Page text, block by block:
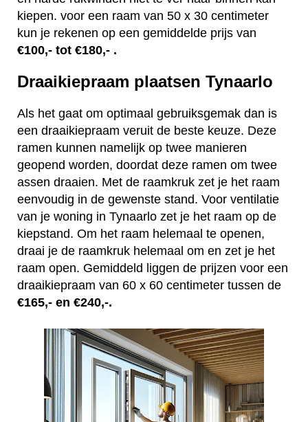
kiepen. voor een raam van 50 x 30 centimeter
kun je rekenen op een gemiddelde prijs van
€100,- tot €180,- .
Draaikiepraam plaatsen Tynaarlo
Als het gaat om optimaal gebruiksgemak dan is
een draaikiepraam veruit de beste keuze. Deze
ramen kunnen namelijk op twee manieren
geopend worden, doordat deze ramen om twee
assen draaien. Met de raamkruk zet je het raam
eenvoudig in de gewenste stand. Voor ventilatie
van je woning in Tynaarlo zet je het raam op de
kiepstand. Om het raam helemaal te openen,
draai je de raamkruk helemaal om en zet je het
raam open. Gemiddeld liggen de prijzen voor een
draaikiepraam van 60 x 60 centimeter tussen de
€165,- en €240,-.